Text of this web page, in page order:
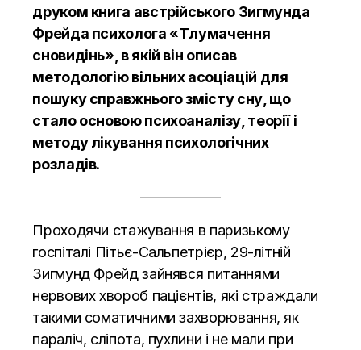
друком книга австрійського Зигмунда
Фрейда психолога «Тлумачення
сновидінь», в якій він описав
методологію вільних асоціацій для
пошуку справжнього змісту сну, що
стало основою психоаналізу, теорії і
методу лікування психологічних
розладів.
Проходячи стажування в паризькому
госпіталі Пітьє-Сальпетрієр, 29-літній
Зигмунд Фрейд зайнявся питаннями
нервових хвороб пацієнтів, які страждали
такими соматичними захворювання, як
параліч, сліпота, пухлини і не мали при